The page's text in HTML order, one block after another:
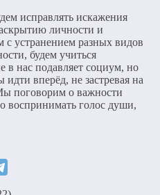
исправлять искажения
личности и
с устранением разных видов
будем учиться
в нас подавляет социум, но
вперёд, не застревая на
поговорим о важности
воспринимать голос души,